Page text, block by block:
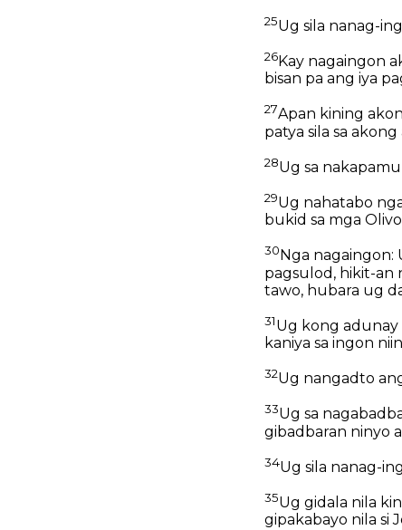
25Ug sila nanag-
26Kay nagaingon
bisan pa ang iya
27Apan kining
patya sila sa
28Ug sa
29Ug nahatabo
bukid sa mga
30 Nga nagaingon:
pagsulod, hikit-an
tawo, hubara ug
31Ug kong adunay
kaniya sa ingon
32Ug nangadto
33Ug sa
gibadbaran ninyo
34Ug sila nanag-
35Ug gidala nila
gipakabayo nila si